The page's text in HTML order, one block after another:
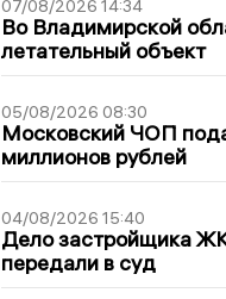
07/08/2026 14:34
Во Владимирской
летательный объект
05/08/2026 08:30
Московский ЧОП
миллионов рублей
04/08/2026 15:40
Дело застройщика
передали в суд